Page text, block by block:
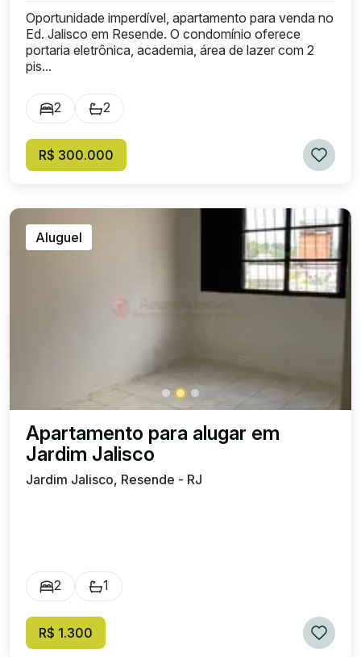
Oportunidade imperdível, apartamento para venda no
Ed. Jalisco em Resende. O condomínio oferece
portaria eletrônica, academia, área de lazer com 2
pis...
2 2
R$ 300.000
Aluguel
Apartamento para alugar em
Jardim Jalisco
Jardim Jalisco, Resende - RJ
2 1
R$ 1.300